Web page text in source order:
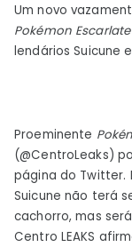
Um novo
Pokémon
lendários Suicune
Proeminente
(@CentroLeaks)
página do Twitter.
Suicune não terá
cachorro, mas
Centro LEAKS